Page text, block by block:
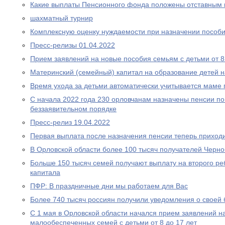
Какие выплаты Пенсионного фонда положены
шахматный турнир
Комплексную оценку нуждаемости при назначении
Пресс-релизы 01.04.2022
Прием заявлений на новые пособия семьям с детьми от
Материнский (семейный) капитал на образование детей
Время ухода за детьми автоматически учитывается
С начала 2022 года 230 орловчанам назначены пенсии
беззаявительном порядке
Пресс-релиз 19.04.2022
Первая выплата после назначения пенсии теперь
В Орловской области более 100 тысяч получателей
Больше 150 тысяч семей получают выплату на второго
капитала
ПФР: В праздничные дни мы работаем для Вас
Более 740 тысяч россиян получили уведомления о
С 1 мая в Орловской области начался прием заявлений
малообеспеченных семей с детьми от 8 до 17 лет